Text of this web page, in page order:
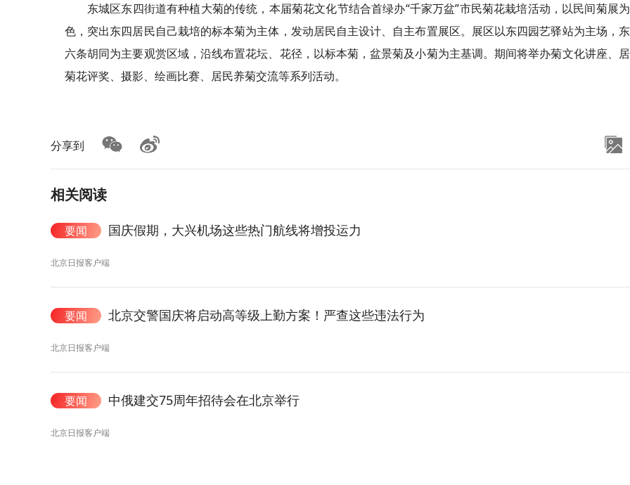
东城区东四街道有种植大菊的传统，本届菊花文化节结合首绿办“千家万盆”市民菊花栽培活动，以民间菊展
色，突出东四居民自己栽培的标本菊为主体，发动居民自主设计、自主布置展区。展区以东四园艺驿站为主场，
六条胡同为主要观赏区域，沿线布置花坛、花径，以标本菊，盆景菊及小菊为主基调。期间将举办菊文化讲座、
菊花评奖、摄影、绘画比赛、居民养菊交流等系列活动。
分享到
相关阅读
要闻 国庆假期，大兴机场这些热门航线将增投运力
北京日报客户端
要闻 北京交警国庆将启动高等级上勤方案！严查这些违法行为
北京日报客户端
要闻 中俄建交75周年招待会在北京举行
北京日报客户端